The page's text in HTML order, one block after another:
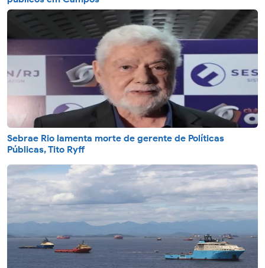
Sebrae Rio lamenta morte de gerente de Políticas
Públicas, Tito Ryff